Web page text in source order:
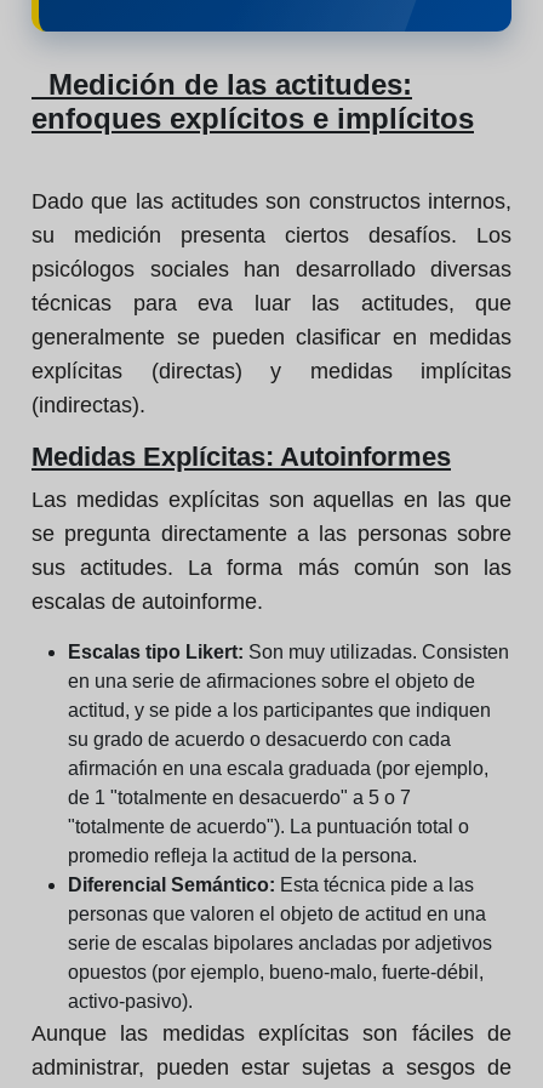
Medición de las actitudes:
enfoques explícitos e implícitos
Dado que las actitudes son constructos internos,
su medición presenta ciertos desafíos. Los
psicólogos sociales han desarrollado diversas
técnicas para eva luar las actitudes, que
generalmente se pueden clasificar en medidas
explícitas (directas) y medidas implícitas
(indirectas).
Medidas Explícitas: Autoinformes
Las medidas explícitas son aquellas en las que
se pregunta directamente a las personas sobre
sus actitudes. La forma más común son las
escalas de autoinforme.
Escalas tipo Likert: Son muy utilizadas. Consisten
en una serie de afirmaciones sobre el objeto de
actitud, y se pide a los participantes que indiquen
su grado de acuerdo o desacuerdo con cada
afirmación en una escala graduada (por ejemplo,
de 1 "totalmente en desacuerdo" a 5 o 7
"totalmente de acuerdo"). La puntuación total o
promedio refleja la actitud de la persona.
Diferencial Semántico: Esta técnica pide a las
personas que valoren el objeto de actitud en una
serie de escalas bipolares ancladas por adjetivos
opuestos (por ejemplo, bueno-malo, fuerte-débil,
activo-pasivo).
Aunque las medidas explícitas son fáciles de
administrar, pueden estar sujetas a sesgos de